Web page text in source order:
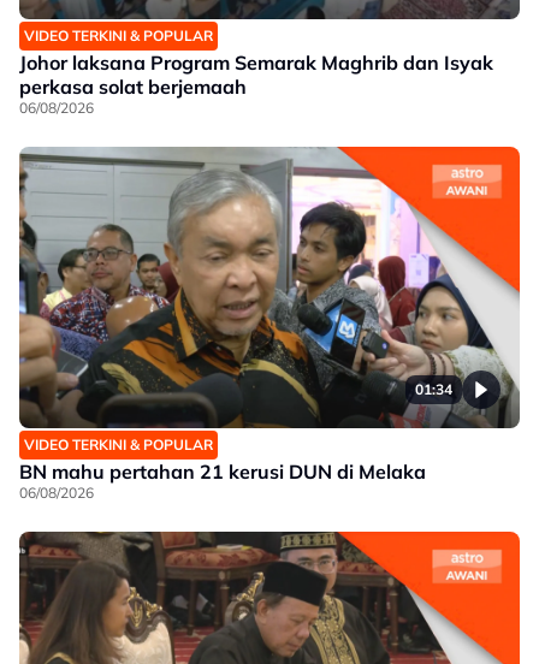
VIDEO TERKINI & POPULAR
Johor laksana Program Semarak Maghrib dan Isyak
perkasa solat berjemaah
06/08/2026
01:34
VIDEO TERKINI & POPULAR
BN mahu pertahan 21 kerusi DUN di Melaka
06/08/2026